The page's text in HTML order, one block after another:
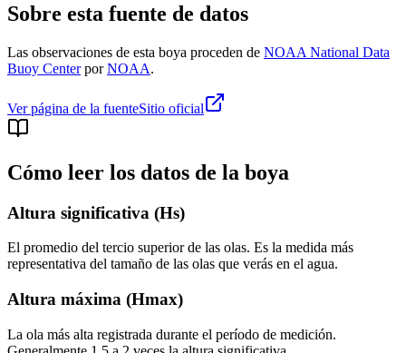
Sobre esta fuente de datos
Las observaciones de esta boya proceden de NOAA National Data
Buoy Center por NOAA.
Ver página de la fuenteSitio oficial
Cómo leer los datos de la boya
Altura significativa (Hs)
El promedio del tercio superior de las olas. Es la medida más
representativa del tamaño de las olas que verás en el agua.
Altura máxima (Hmax)
La ola más alta registrada durante el período de medición.